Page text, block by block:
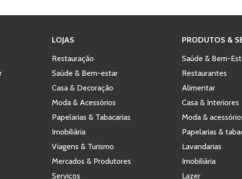
LOJAS
Restauração
Saúde & Bem-estar
Casa & Decoração
Moda & Acessórios
Papelarias & Tabacarias
Imobiliária
Viagens & Turismo
Mercados & Produtores
Serviços
PRODUTOS &
Saúde & Bem-
Restaurantes
Alimentar
Casa & Interiores
Moda &
Papelarias &
Lavandarias
Imobiliária
Lazer